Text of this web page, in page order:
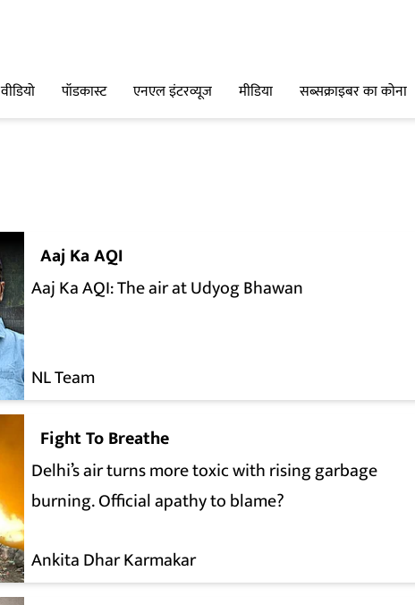
वीडियो पॉडकास्ट एनएल इंटरव्यूज मीडिया सब्सक्राइबर का कोना
Aaj Ka AQI
Aaj Ka AQI: The air at Udyog Bhawan
NL Team
Fight To Breathe
Delhi’s air turns more toxic with rising garbage
burning. Official apathy to blame?
Ankita Dhar Karmakar